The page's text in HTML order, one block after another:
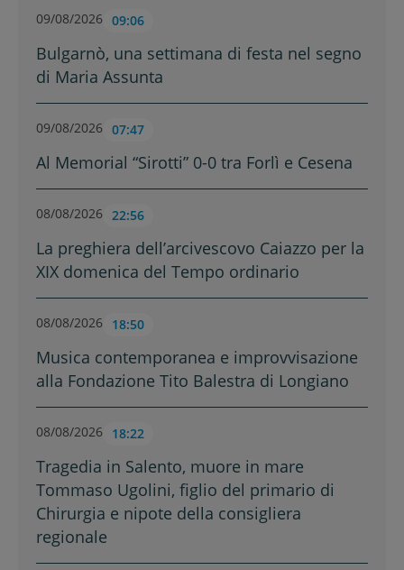
09/08/2026 09:06
Bulgarnò, una settimana di festa nel segno
di Maria Assunta
09/08/2026 07:47
Al Memorial “Sirotti” 0-0 tra Forlì e Cesena
08/08/2026 22:56
La preghiera dell’arcivescovo Caiazzo per la
XIX domenica del Tempo ordinario
08/08/2026 18:50
Musica contemporanea e improvvisazione
alla Fondazione Tito Balestra di Longiano
08/08/2026 18:22
Tragedia in Salento, muore in mare
Tommaso Ugolini, figlio del primario di
Chirurgia e nipote della consigliera
regionale